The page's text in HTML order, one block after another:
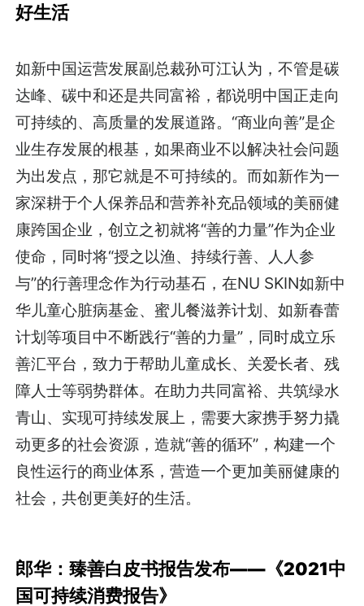
好生活
如新中国运营发展副总裁孙可江认为，不管是碳
达峰、碳中和还是共同富裕，都说明中国正走向
可持续的、高质量的发展道路。“商业向善”是企
业生存发展的根基，如果商业不以解决社会问题
为出发点，那它就是不可持续的。而如新作为一
家深耕于个人保养品和营养补充品领域的美丽健
康跨国企业，创立之初就将“善的力量”作为企业
使命，同时将“授之以渔、持续行善、人人参
与”的行善理念作为行动基石，在NU SKIN如新中
华儿童心脏病基金、蜜儿餐滋养计划、如新春蕾
计划等项目中不断践行“善的力量”，同时成立乐
善汇平台，致力于帮助儿童成长、关爱长者、残
障人士等弱势群体。在助力共同富裕、共筑绿水
青山、实现可持续发展上，需要大家携手努力撬
动更多的社会资源，造就“善的循环”，构建一个
良性运行的商业体系，营造一个更加美丽健康的
社会，共创更美好的生活。
郎华：臻善白皮书报告发布——《2021中
国可持续消费报告》